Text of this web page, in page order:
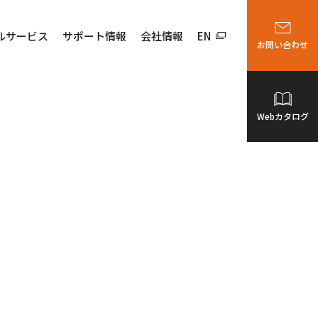
サービス サポート情報 会社情報 EN
お問い合わせ
Webカタログ